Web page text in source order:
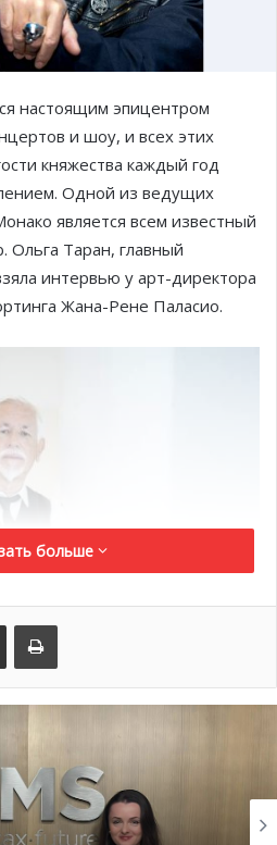
настоящим эпицентром
и шоу, и всех этих
княжества каждый год
Одной из ведущих
является всем известный
Ольга Таран, главный
интервью у арт-директора
Жана-Рене Паласио.
больше
Поделиться по электронной почте Распечатать